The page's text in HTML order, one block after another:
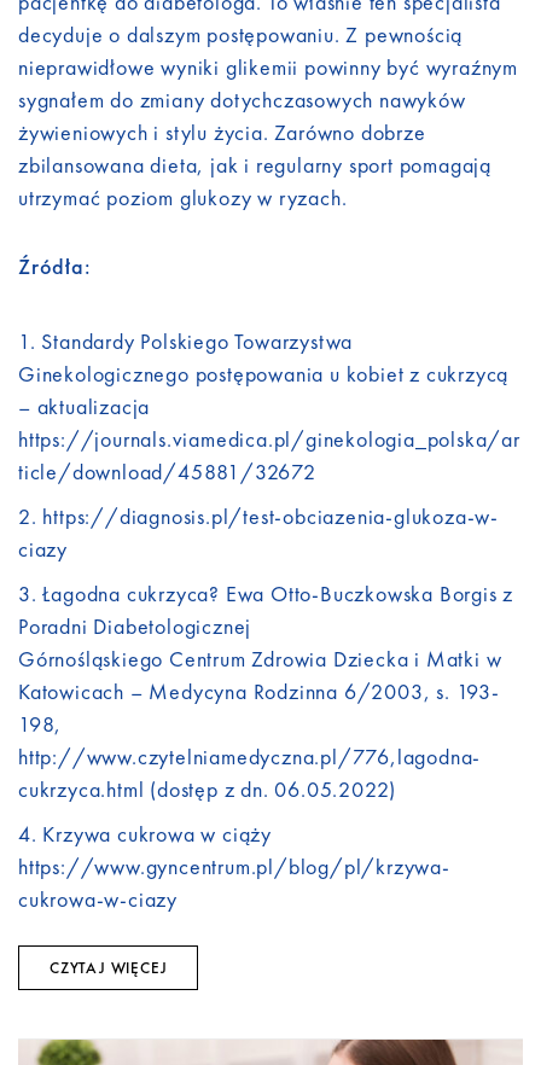
decyduje o dalszym postępowaniu. Z pewnością
nieprawidłowe wyniki glikemii powinny być wyraźnym
sygnałem do zmiany dotychczasowych nawyków
żywieniowych i stylu życia. Zarówno dobrze
zbilansowana dieta, jak i regularny sport pomagają
utrzymać poziom glukozy w ryzach.
Źródła:
Standardy Polskiego Towarzystwa
Ginekologicznego postępowania u kobiet z cukrzycą
– aktualizacja
https://journals.viamedica.pl/ginekologia_polska/ar
ticle/download/45881/32672
https://diagnosis.pl/test-obciazenia-glukoza-w-
ciazy
Łagodna cukrzyca? Ewa Otto-Buczkowska Borgis z
Poradni Diabetologicznej
Górnośląskiego Centrum Zdrowia Dziecka i Matki w
Katowicach – Medycyna Rodzinna 6/2003, s. 193-
198,
http://www.czytelniamedyczna.pl/776,lagodna-
cukrzyca.html (dostęp z dn. 06.05.2022)
Krzywa cukrowa w ciąży
https://www.gyncentrum.pl/blog/pl/krzywa-
cukrowa-w-ciazy
CZYTAJ WIĘCEJ